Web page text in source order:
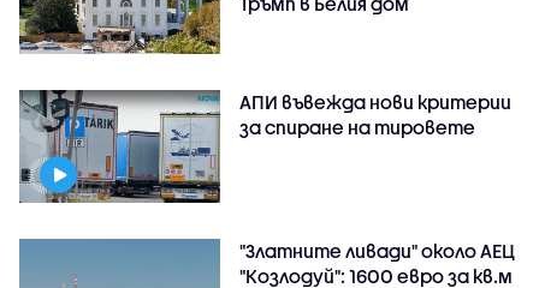
АПИ въвежда нови критерии
за спиране на тировете
"Златните ливади" около АЕЦ
"Козлодуй": 1600 евро за кв.м